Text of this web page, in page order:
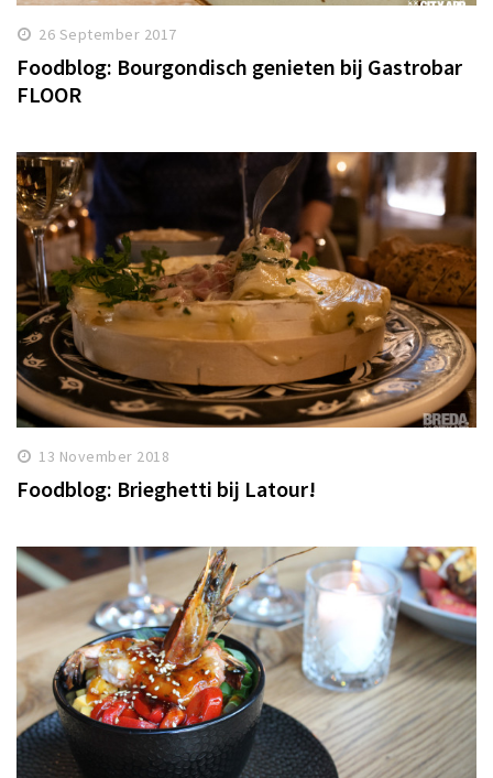
26 September 2017
Foodblog: Bourgondisch genieten bij Gastrobar
FLOOR
13 November 2018
Foodblog: Brieghetti bij Latour!